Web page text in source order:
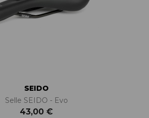
SEIDO
Selle SEIDO - Evo
43,00 €